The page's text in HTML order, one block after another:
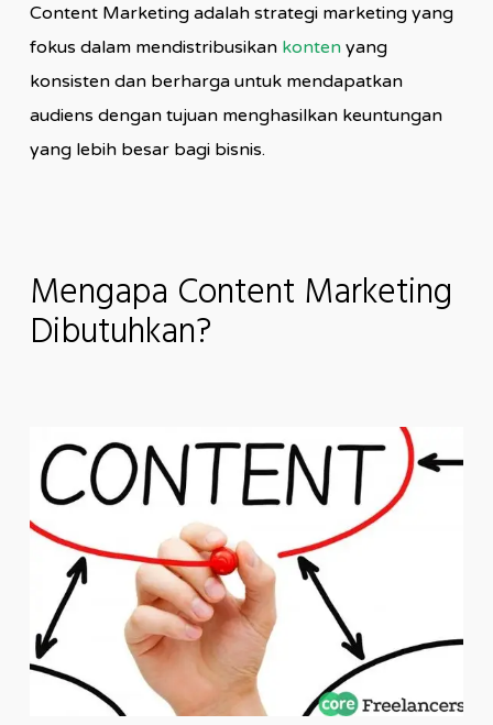
Content Marketing adalah strategi marketing yang
fokus dalam mendistribusikan kontenyang
konsisten dan berharga untuk mendapatkan
audiens dengan tujuan menghasilkan keuntungan
yang lebih besar bagi bisnis.
Mengapa Content Marketing
Dibutuhkan?